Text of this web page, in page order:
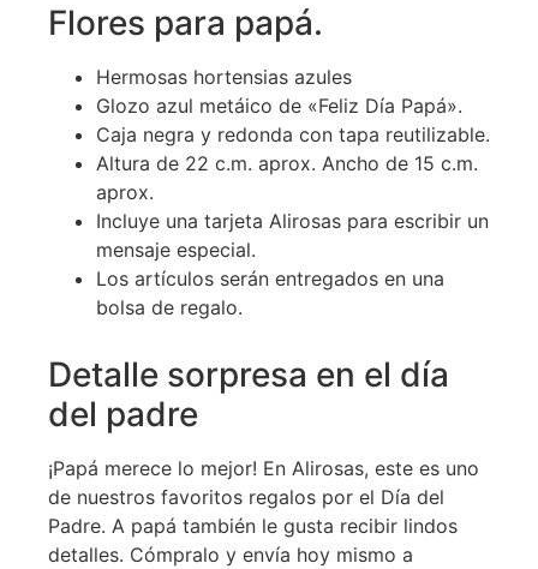
Flores para papá.
Hermosas hortensias azules
Glozo azul metáico de «Feliz Día Papá».
Caja negra y redonda con tapa reutilizable.
Altura de 22 c.m. aprox. Ancho de 15 c.m.
aprox.
Incluye una tarjeta Alirosas para escribir un
mensaje especial.
Los artículos serán entregados en una
bolsa de regalo.
Detalle sorpresa en el día
del padre
¡Papá merece lo mejor! En Alirosas, este es uno
de nuestros favoritos regalos por el Día del
Padre. A papá también le gusta recibir lindos
detalles. Cómpralo y envía hoy mismo a